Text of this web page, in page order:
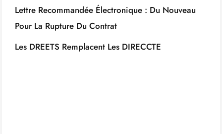
Lettre Recommandée Électronique : Du Nouveau
Pour La Rupture Du Contrat
Les DREETS Remplacent Les DIRECCTE